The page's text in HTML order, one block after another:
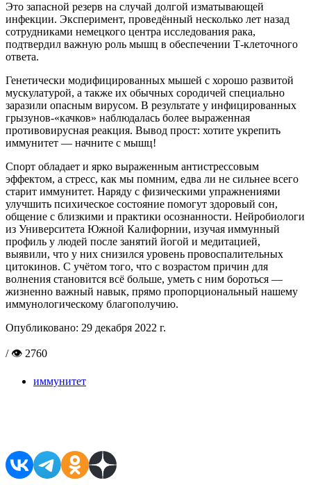
Это запасной резерв на случай долгой изматывающей
инфекции. Эксперимент, проведённый несколько лет назад
сотрудниками немецкого центра исследования рака,
подтвердил важную роль мышц в обеспечении Т-клеточного
ответа.
Генетически модифицированных мышей с хорошо развитой
муску­латурой, а также их обычных сородичей специально
заразили опасным вирусом. В результате у инфицированных
грызунов-«качков» наблю­далась более выраженная
противовирусная реакция. Вывод прост: хотите укрепить
иммунитет — начните с мышц!
Спорт обладает и ярко выраженным антистрессовым
эффектом, а стресс, как мы помним, едва ли не сильнее всего
старит иммунитет. Наряду с физическими упражнениями
улучшить психическое состояние помогут здоровый сон,
общение с близкими и практики осознанности. Нейробиологи
из Университета Южной Калифорнии, изучая иммунный
профиль у людей после занятий йогой и медитацией,
выявили, что у них снизился уровень провоспалительных
цитокинов. С учётом того, что с возрастом причин для
волнения становится всё больше, уметь с ним бороться —
жизненно важный навык, прямо пропорциональный нашему
иммунологическому благополучию.
Опубликовано: 29 декабря 2022 г.
/ 👁 2760
иммунитет